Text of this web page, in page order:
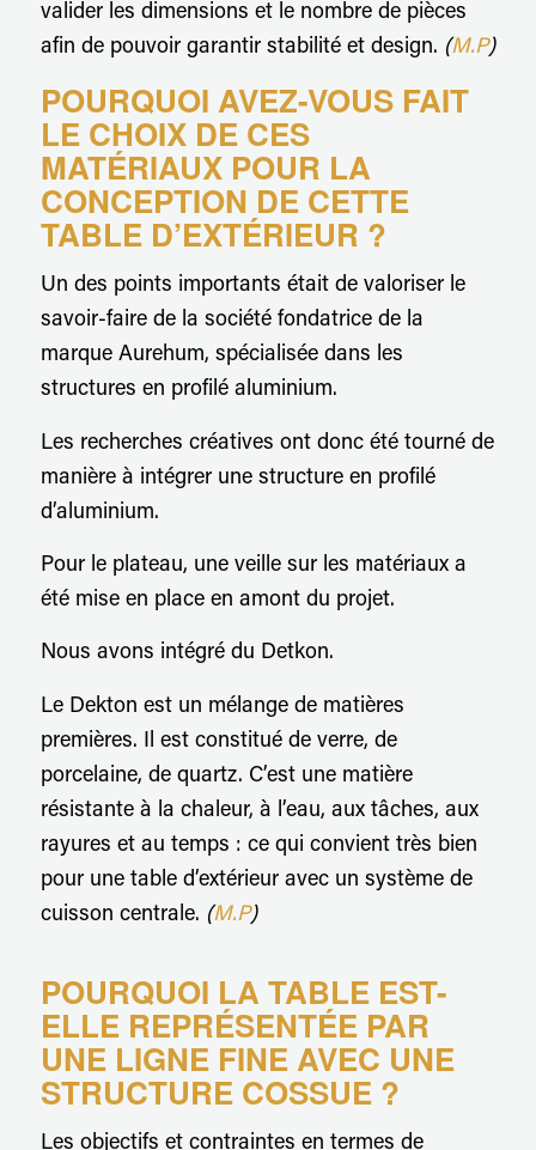
valider les dimensions et le nombre de pièces
afin de pouvoir garantir stabilité et design. (M.P)
POURQUOI AVEZ-VOUS FAIT
LE CHOIX DE CES
MATÉRIAUX POUR LA
CONCEPTION DE CETTE
TABLE D’EXTÉRIEUR ?
Un des points importants était de valoriser le
savoir-faire de la société fondatrice de la
marque Aurehum, spécialisée dans les
structures en profilé aluminium.
Les recherches créatives ont donc été tourné de
manière à intégrer une structure en profilé
d’aluminium.
Pour le plateau, une veille sur les matériaux a
été mise en place en amont du projet.
Nous avons intégré du Detkon.
Le Dekton est un mélange de matières
premières. Il est constitué de verre, de
porcelaine, de quartz. C’est une matière
résistante à la chaleur, à l’eau, aux tâches, aux
rayures et au temps : ce qui convient très bien
pour une table d’extérieur avec un système de
cuisson centrale. (M.P)
POURQUOI LA TABLE EST-
ELLE REPRÉSENTÉE PAR
UNE LIGNE FINE AVEC UNE
STRUCTURE COSSUE ?
Les objectifs et contraintes en termes de